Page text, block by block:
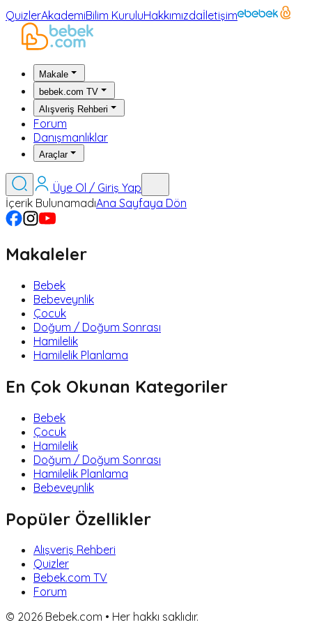
QuizlerAkademiBilim KuruluHakkımızdaİletişim
Makale
bebek.com TV
Alışveriş Rehberi
Forum
Danışmanlıklar
Araçlar
Üye Ol / Giriş Yap
İçerik BulunamadıAna Sayfaya Dön
Makaleler
Bebek
Bebeveynlik
Çocuk
Doğum / Doğum Sonrası
Hamilelik
Hamilelik Planlama
En Çok Okunan Kategoriler
Bebek
Çocuk
Hamilelik
Doğum / Doğum Sonrası
Hamilelik Planlama
Bebeveynlik
Popüler Özellikler
Alışveriş Rehberi
Quizler
Bebek.com TV
Forum
© 2026 Bebek.com • Her hakkı saklıdır.